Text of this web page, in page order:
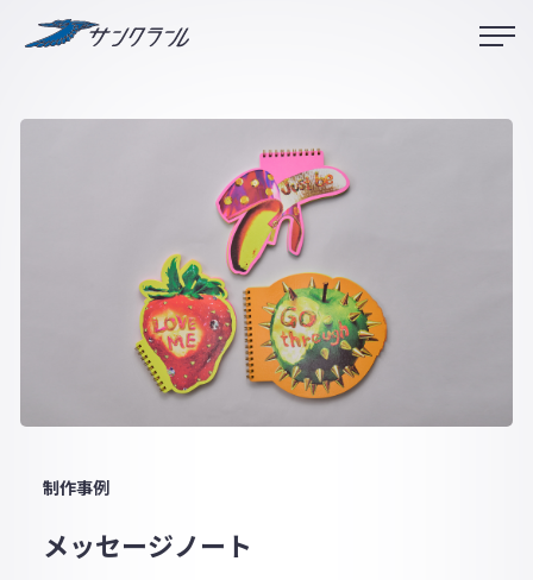
制作事例
メッセージノート